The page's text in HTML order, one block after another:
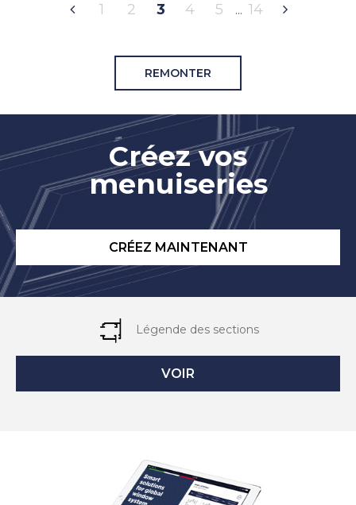
1 2 3 4 5 14
REMONTER
Créez vos
menuiseries
CRÉEZ MAINTENANT
Légende des sections
VOIR